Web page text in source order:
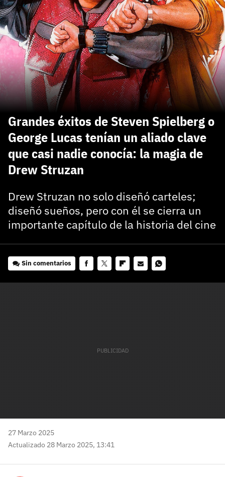
Grandes éxitos de Steven Spielberg o
George Lucas tenían un aliado clave
que casi nadie conocía: la magia de
Drew Struzan
Drew Struzan no solo diseñó carteles;
diseñó sueños, pero con él se cierra un
importante capítulo de la historia del cine
Sin comentarios
27 Marzo 2025
Actualizado 28 Marzo 2025, 13:41
¿Todavía no tienes cuenta?
Regístrate gratis
El inicio de sesión con Facebook ya no está
disponible, pero puedes seguir usando tu cuenta
de 3DJuegos:
Recupera tu acceso con Facebook
carácter inicial), pero no mayúsculas, espacios, tildes
o caracteres especiales.
He leído y acepto lapolitica de privacidad y
de participación
Registrarse en 3DJuegos
Entra con Google
Entra en 3DJuegos